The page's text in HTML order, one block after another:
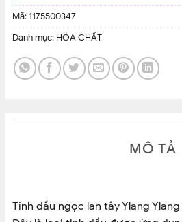
Mã:1175500347
Danh mục: HÓA CHẤT
MÔ TẢ
Tinh dầu ngọc lan tây Ylang Ylang